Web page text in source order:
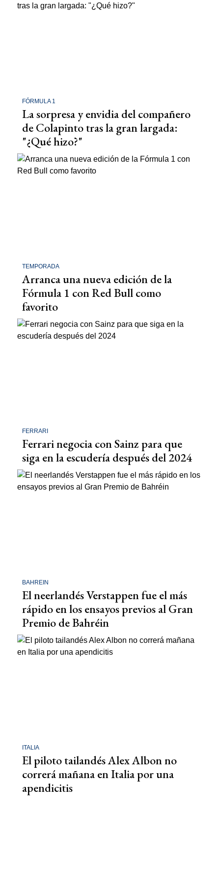
FÓRMULA 1
La sorpresa y envidia del compañero
de Colapinto tras la gran largada:
"¿Qué hizo?"
TEMPORADA
Arranca una nueva edición de la
Fórmula 1 con Red Bull como
favorito
FERRARI
Ferrari negocia con Sainz para que
siga en la escudería después del 2024
BAHREIN
El neerlandés Verstappen fue el más
rápido en los ensayos previos al Gran
Premio de Bahréin
ITALIA
El piloto tailandés Alex Albon no
correrá mañana en Italia por una
apendicitis